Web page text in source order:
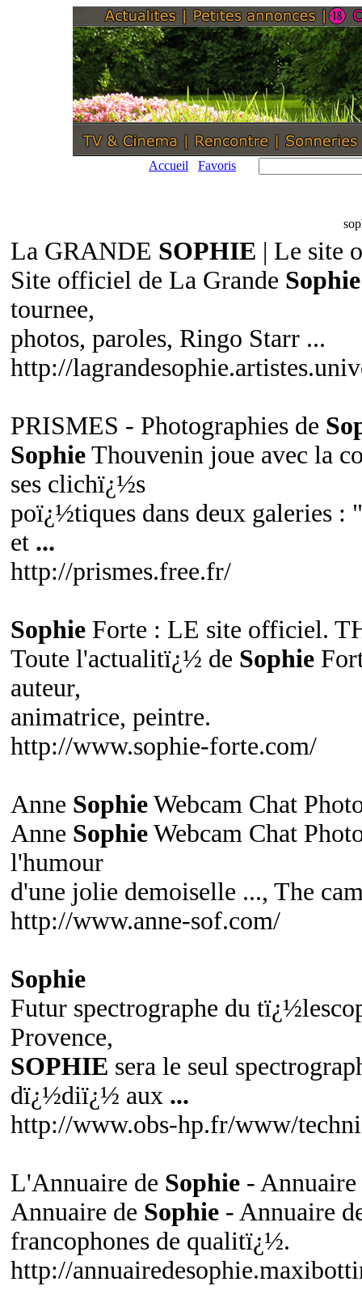
Accueil Favoris
La GRANDE SOPHIE | Le site
Site officiel de La Grande Sophie
tournee,
photos, paroles, Ringo Starr ...
http://
PRISMES - Photographies de
SophieThouvenin joue avec la
ses clichï¿½s
poï¿½tiques dans deux galeries :
et ...
http://prismes.free.fr/
SophieForte : LE site officiel.
Toute l'actualitï¿½ de Sophie
auteur,
animatrice, peintre.
http://www.sophie-forte.com/
Anne SophieWebcam Chat
Anne SophieWebcam Chat
l'humour
d'une jolie demoiselle ..., The
http://www.anne-sof.com/
Sophie
Futur spectrographe du
Provence,
SOPHIE sera le seul
dï¿½diï¿½ aux ...
http://www.obs-hp.fr/www/
L'Annuaire de Sophie- Annuaire
Annuaire de Sophie- Annuaire
francophones de qualitï¿½.
http://